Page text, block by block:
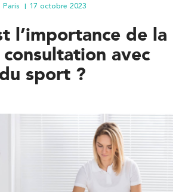
17 octobre 2023
l’importance de la
avec
sport ?